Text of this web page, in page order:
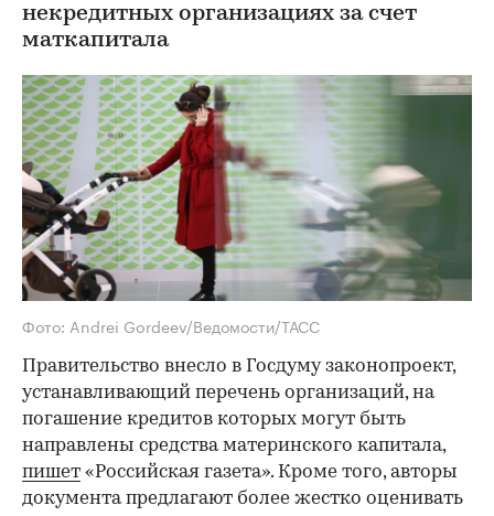
некредитных организациях за счет
маткапитала
Фото: Andrei Gordeev/Ведомости/ТАСС
Правительство внесло в Госдуму законопроект,
устанавливающий перечень организаций, на
погашение кредитов которых могут быть
направлены средства материнского капитала,
пишет «Российская газета». Кроме того, авторы
документа предлагают более жестко оценивать